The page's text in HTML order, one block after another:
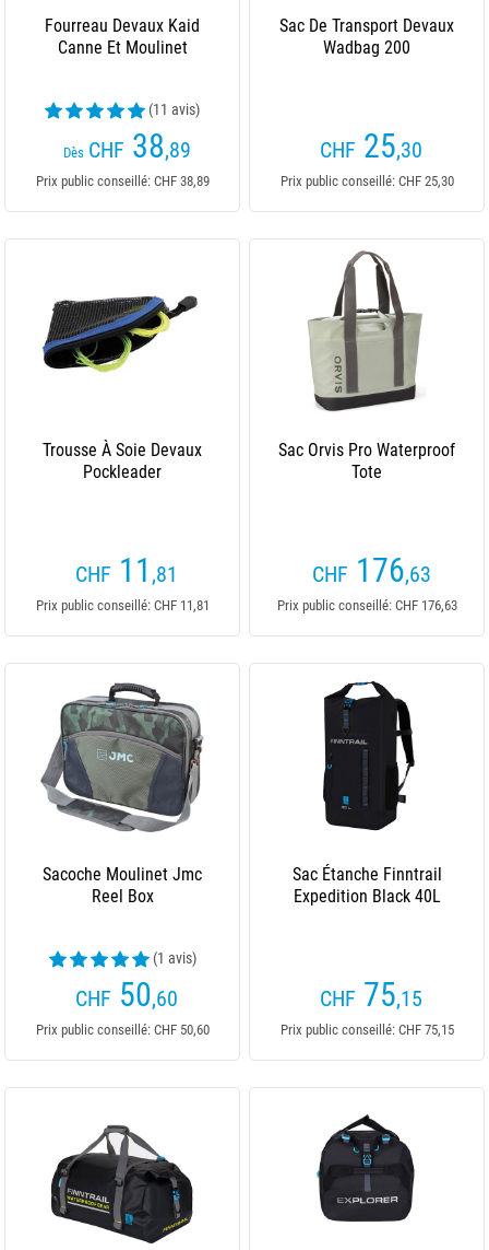
Fourreau Devaux Kaid
Canne Et Moulinet
(11 avis)
Dès CHF 38,89
Prix public conseillé: CHF 38,89
Sac De Transport Devaux
Wadbag 200
CHF 25,30
Prix public conseillé: CHF 25,30
Trousse À Soie Devaux
Pockleader
CHF 11 ,81
Prix public conseillé: CHF 11,81
Sac Orvis Pro Waterproof
Tote
CHF 176,63
Prix public conseillé: CHF 176,63
Sacoche Moulinet Jmc
Reel Box
(1 avis)
CHF 50,60
Prix public conseillé: CHF 50,60
Sac Étanche Finntrail
Expedition Black 40L
CHF 75,15
Prix public conseillé: CHF 75,15